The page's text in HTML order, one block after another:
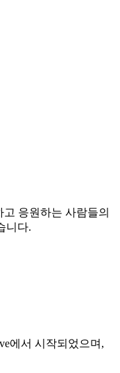
고 응원하는 사람들의
니다.
에서 시작되었으며,